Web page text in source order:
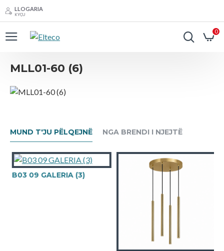
LLOGARIA
KYÇU
0
MLL01-60 (6)
MUND T'JU PËLQEJNË NGA BRENDI I NJEJTË
B03 09 GALERIA (3)